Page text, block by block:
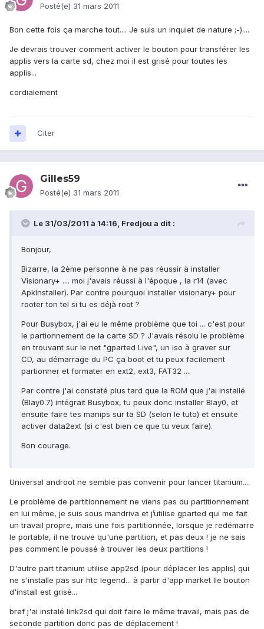
Posté(e) 31 mars 2011
Bon cette fois ça marche tout.... Je suis un inquiet de nature ;-)....
Je devrais trouver comment activer le bouton pour transférer les
applis vers la carte sd, chez moi il est grisé pour toutes les
applis...
cordialement
Citer
Gilles59
Posté(e) 31 mars 2011
Le 31/03/2011 à 14:16, Fredjou a dit :
Bonjour,
Bizarre, la 2ème personne à ne pas réussir à installer
Visionary+ .... moi j'avais réussi à l'époque , la r14 (avec
ApkInstaller). Par contre pourquoi installer visionary+ pour
rooter ton tel si tu es déjà root ?
Pour Busybox, j'ai eu le même problème que toi ... c'est pour
le partionnement de la carte SD ? J'avais résolu le problème
en trouvant sur le net "gparted Live", un iso à graver sur
CD, au démarrage du PC ça boot et tu peux facilement
partionner et formater en ext2, ext3, FAT32 ....
Par contre j'ai constaté plus tard que la ROM que j'ai installé
(Blay0.7) intégrait Busybox, tu peux donc installer Blay0, et
ensuite faire tes manips sur ta SD (selon le tuto) et ensuite
activer data2ext (si c'est bien ce que tu veux faire).
Bon courage.
Universal androot ne semble pas convenir pour lancer titanium....
Le problème de partitionnement ne viens pas du partitionnement
en lui même, je suis sous mandriva et j’utilise gparted qui me fait
un travail propre, mais une fois partitionnée, lorsque je redémarre
le portable, il ne trouve qu'une partition, et pas deux ! je ne sais
pas comment le poussé à trouver les deux partitions !
D'autre part titanium utilise app2sd (pour déplacer les applis) qui
ne s'installe pas sur htc legend... à partir d'app market lle bouton
d'install est grisé...
bref j'ai instalé link2sd qui doit faire le même travail, mais pas de
seconde partition donc pas de déplacement !